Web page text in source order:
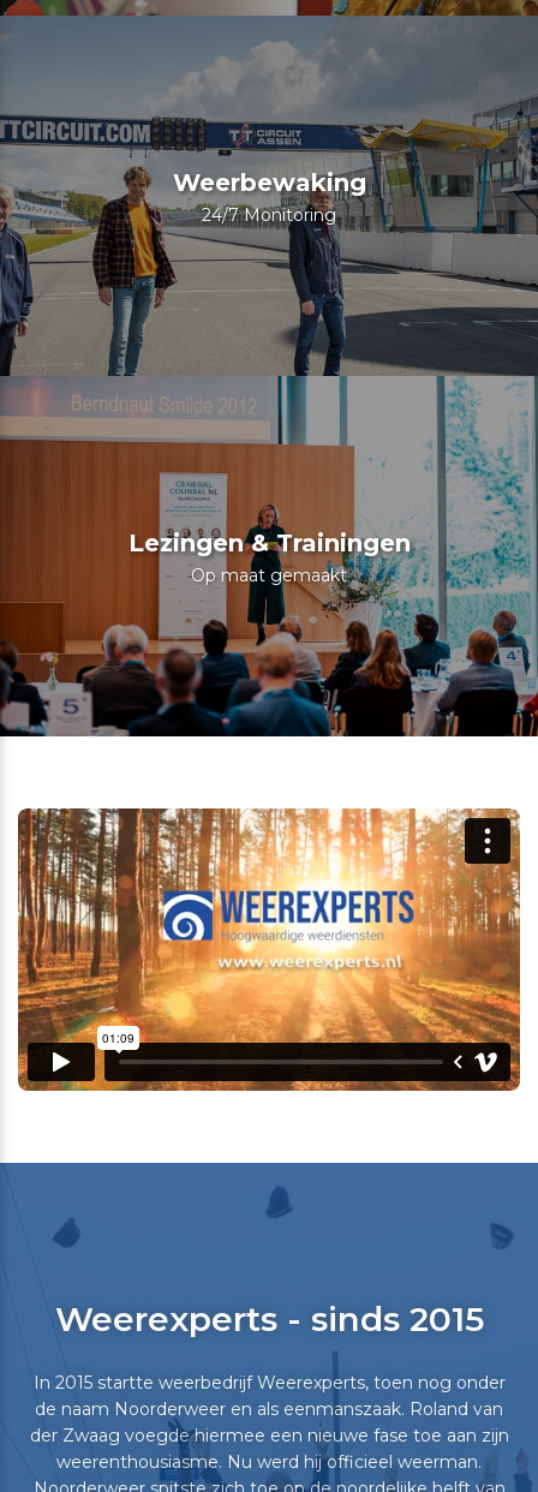
Weerbewaking
24/7 Monitoring
Lezingen & Trainingen
Op maat gemaakt
Weerexperts - sinds 2015
In 2015 startte weerbedrijf Weerexperts, toen nog onder
de naam Noorderweer en als eenmanszaak. Roland van
der Zwaag voegde hiermee een nieuwe fase toe aan zijn
weerenthousiasme. Nu werd hij officieel weerman.